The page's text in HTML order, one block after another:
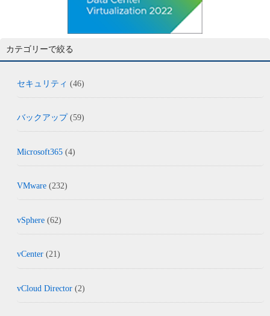
カテゴリーで絞る
セキュリティ (46)
バックアップ(59)
Microsoft365 (4)
VMware (232)
vSphere (62)
vCenter (21)
vCloud Director (2)